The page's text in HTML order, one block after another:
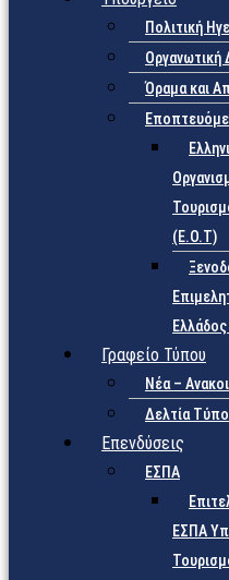
Πολιτική
Οργανωτική
Όραμα και
(Ε.Ο.Τ)
Γραφείο Τύπου
Νέα –
Δελτία
Επενδύσεις
ΕΣΠΑ
ΕΣΠΑ